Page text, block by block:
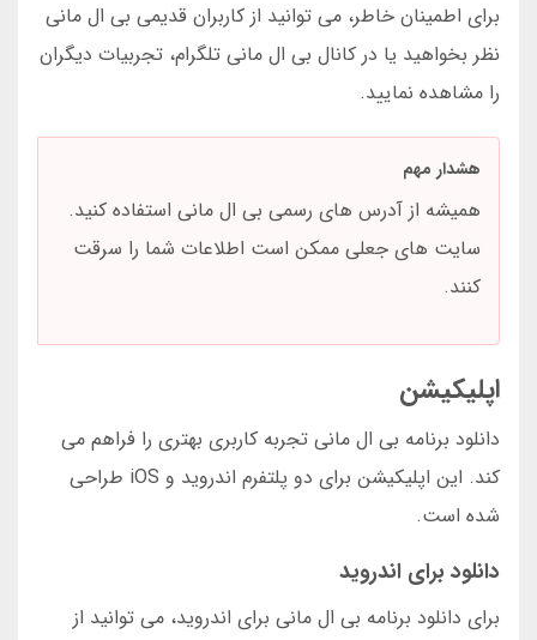
برای اطمینان خاطر، می توانید از کاربران قدیمی بی ال مانی
نظر بخواهید یا در کانال بی ال مانی تلگرام، تجربیات دیگران
را مشاهده نمایید.
هشدار مهم
همیشه از آدرس های رسمی بی ال مانی استفاده کنید.
سایت های جعلی ممکن است اطلاعات شما را سرقت
کنند.
اپلیکیشن
دانلود برنامه بی ال مانی تجربه کاربری بهتری را فراهم می
کند. این اپلیکیشن برای دو پلتفرم اندروید و iOS طراحی
شده است.
دانلود برای اندروید
برای دانلود برنامه بی ال مانی برای اندروید، می توانید از